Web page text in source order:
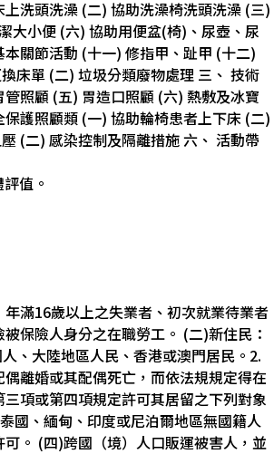
洗頭洗澡 (二) 協助洗澡椅洗頭洗澡 (三)
大小便 (六) 協助用便盆(椅)、尿壺、尿
關節活動 (十一) 修指甲、趾甲 (十二)
床單 (二) 垃圾分類廢物處理 三、 技術
照顧 (五) 胃造口照顧 (六) 熱敷及冰寶
護照顧類 (一) 協助輪椅患者上下床 (二)
(二) 感染控制及隔離措施 六、 活動帶
值。
滿16歲以上之失業者、初次就業待業者
保險人身分之在職勞工。 (二)新住民：
、大陸地區人民、香港或澳門居民。2.
離婚或其配偶死亡，而依法規規定得在
項或第四項規定許可其居留之下列對象
國、緬甸、印度或尼泊爾地區無國籍人
。 (四)跨國（境）人口販運被害人，並